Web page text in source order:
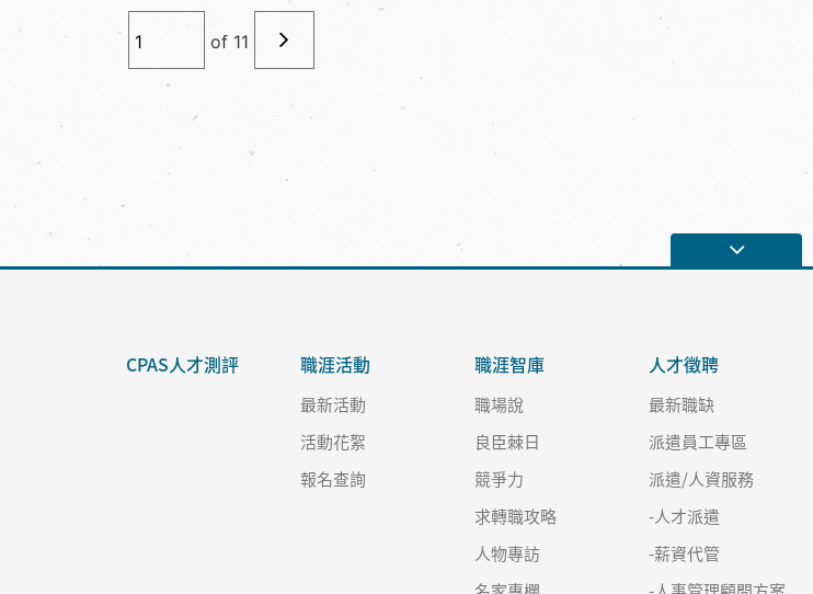
of 11
CPAS人才測評 職涯活動
最新活動
活動花絮
報名查詢
職涯智庫
職場說
良臣棘日
競爭力
求轉職攻略
人物專訪
人才徵聘
最新職缺
派遣員工專區
派遣/人資服務
-人才派遣
-薪資代管